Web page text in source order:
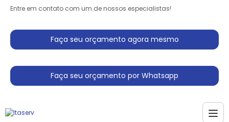
Entre em contato com um de nossos especialistas!
Faça seu orçamento agora mesmo
Faça seu orçamento por Whatsapp